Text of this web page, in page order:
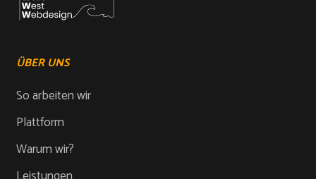
ÜBER UNS
So arbeiten wir
Plattform
Warum wir?